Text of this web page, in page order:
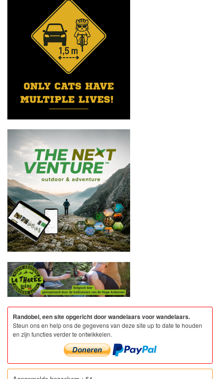
Randobel, een site opgericht door wandelaars voor wandelaars.
Steun ons en help ons de gegevens van deze site up to date te houden
en zijn functies verder te ontwikkelen.